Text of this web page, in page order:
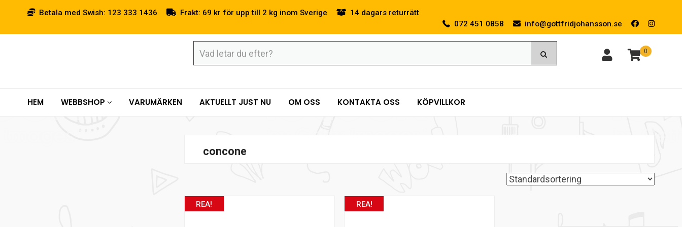
Betala med Swish: 123 333 1436 Frakt: 69 kr för upp till 2 kg inom Sverige
14 dagars returrätt
072 451 0858
info@gottfridjohansson.se
0
HEM WEBBSHOP VARUMÄRKEN AKTUELLT JUST NU OM OSS KONTAKTA OSS KÖPVILLKOR
concone
REA! REA!